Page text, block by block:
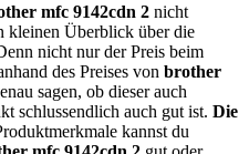
mfc 9142cdn 2 nicht
kleinen Überblick über die
nicht nur der Preis beim
des Preises von brother
sagen, ob dieser auch
schlussendlich auch gut ist. Die
kannst du